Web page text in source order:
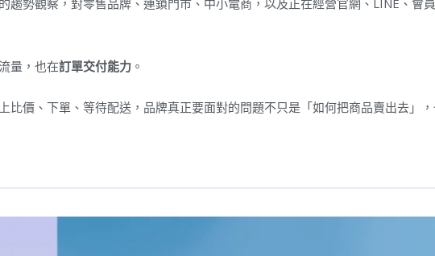
趨勢觀察，對零售品牌、連鎖門市、中小電商，以及正在經營官網、LINE、會
量，也在訂單交付能力 。
比價、下單、等待配送，品牌真正要面對的問題不只是「如何把商品賣出去」